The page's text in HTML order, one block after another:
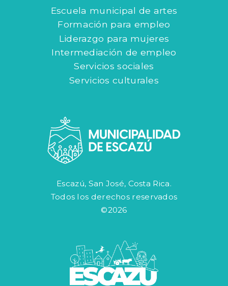
Escuela municipal de artes
Formación para empleo
Liderazgo para mujeres
Intermediación de empleo
Servicios sociales
Servicios culturales
Escazú, San José, Costa Rica.
Todos los derechos reservados
©2026